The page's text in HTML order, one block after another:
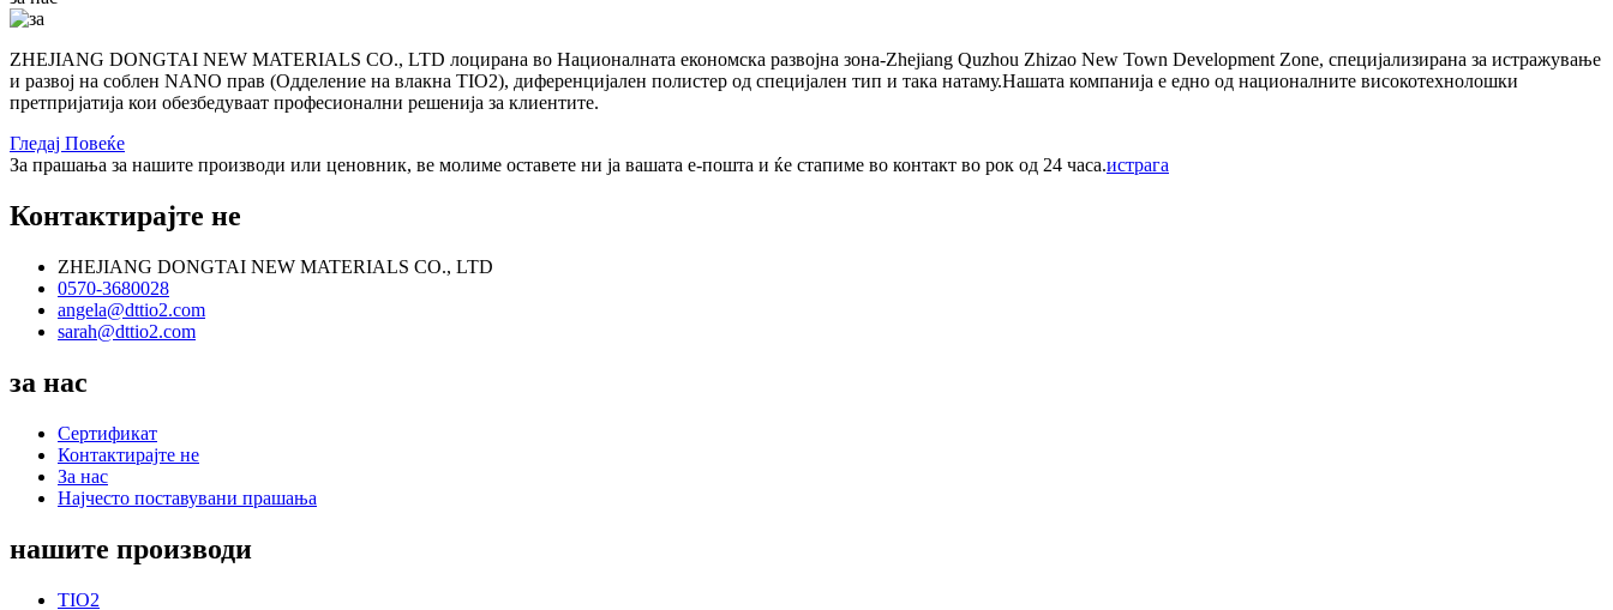
ZHEJIANG DONGTAI NEW MATERIALS CO., LTD лоцирана во Националната економска развојна зона-Zhejiang Quzhou Zhizao New Town Development Zone, специјализирана за истражување
и развој на соблен NANO прав (Одделение на влакна TIO2), диференцијален полистер од специјален тип и така натаму.Нашата компанија е едно од националните високотехнолошки
претпријатија кои обезбедуваат професионални решенија за клиентите.
Гледај Повеќе
За прашања за нашите производи или ценовник, ве молиме оставете ни ја вашата е-пошта и ќе стапиме во контакт во рок од 24 часа.истрага
Контактирајте не
ZHEJIANG DONGTAI NEW MATERIALS CO., LTD
0570-3680028
angela@dttio2.com
sarah@dttio2.com
за нас
Сертификат
Контактирајте не
За нас
Најчесто поставувани прашања
нашите производи
TIO2